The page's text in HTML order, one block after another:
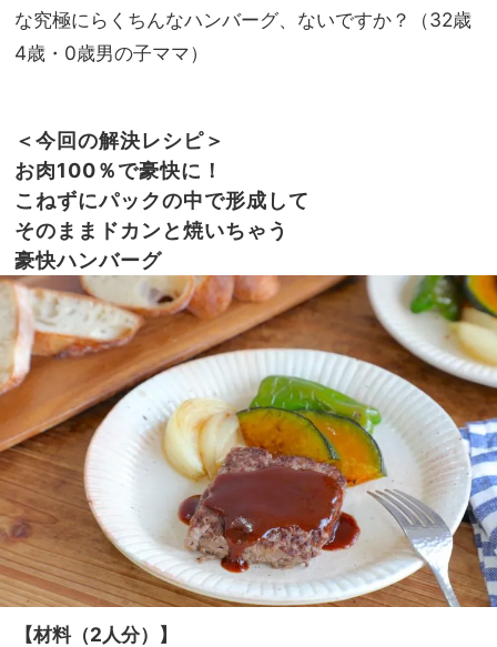
な究極にらくちんなハンバーグ、ないですか？（32歳
4歳・0歳男の子ママ）
＜今回の解決レシピ＞
お肉100％で豪快に！
こねずにパックの中で形成して
そのままドカンと焼いちゃう
豪快ハンバーグ
【材料（2人分）】